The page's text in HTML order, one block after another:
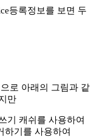
등록정보를 보면 두
로 아래의 그림과 같
만
기 캐쉬를 사용하여
하기를 사용하여